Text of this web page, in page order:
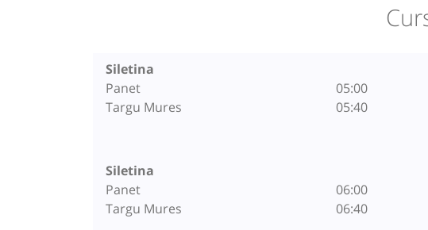
Siletina
Panet
Targu Mures
05:00
05:40
Siletina
Panet
Targu Mures
06:00
06:40